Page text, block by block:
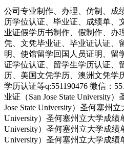
公司专业制作、办理、仿制、成
历学位认证、毕业证、成绩单、
业证假学历书制作、假制作、办
凭、文凭毕业证、毕业证认证、
明、使馆留学回国人员证明、留
证学位认证、留学生学历认证、
历、美国文凭学历、澳洲文凭学
学历认证等q:551190476 微信：
业证（San Jose State University
Jose State University）圣何塞州立
University）圣何塞州立大学成绩
University）圣何塞州立大学成绩
University）圣何塞州立大学成绩